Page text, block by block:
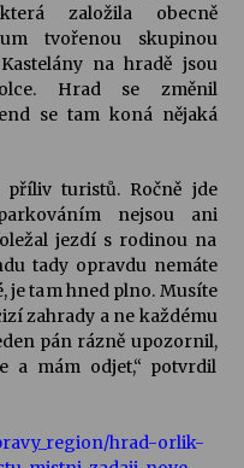
svět
založila obecně
tvořenou skupinou
na hradě jsou
Hrad se změnil
se tam koná nějaká
turistů. Ročně jde
nejsou ani
jezdí s rodinou na
tady opravdu nemáte
je tam hned plno. Musíte
zahrady a ne každému
pán rázně upozornil,
a mám odjet,“ potvrdil
hrad-orlik-